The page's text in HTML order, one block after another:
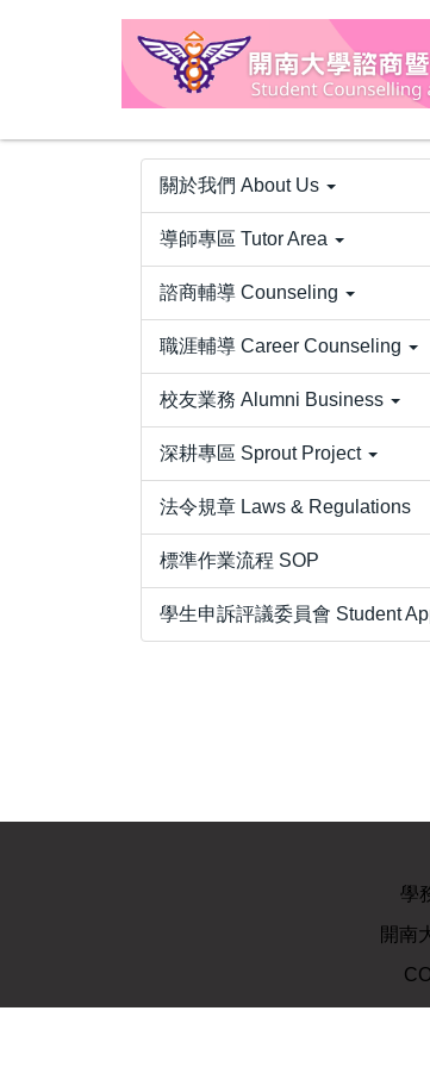
關於我們 About Us
導師專區 Tutor Area
諮商輔導 Counseling
職涯輔導 Career Counseling
校友業務 Alumni Business
深耕專區 Sprout Project
法令規章 Laws & Regulations
標準作業流程 SOP
學生申訴評議委員會 Student
學
開南